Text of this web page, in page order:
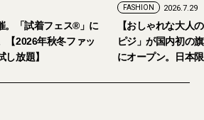
しゃれな大人のアイウェア】パリ発「イジ
」が国内初の旗艦店をキャットストリート
ープン。日本限定サングラスも登場